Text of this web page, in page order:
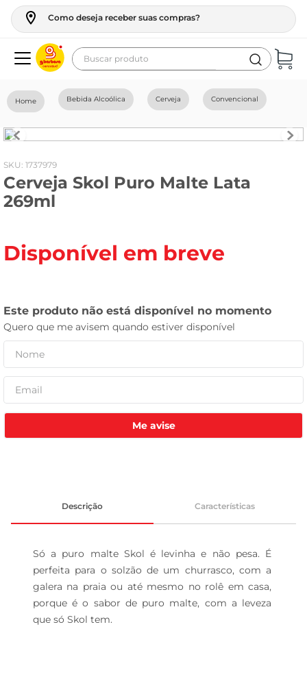
Como deseja receber suas compras?
Buscar produto
Bebida Alcoólica Cerveja Convencional
: 1737979
Cerveja Skol Puro Malte Lata
269ml
Disponível em breve
Me avise
Descrição Características
Só a puro malte Skol é levinha e não pesa. É
perfeita para o solzão de um churrasco, com a
galera na praia ou até mesmo no rolê em casa,
porque é o sabor de puro malte, com a leveza
que só Skol tem.
geladeira
fogao
café
cerveja
vinho
leite pó